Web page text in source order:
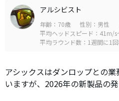
アルシビスト
年齢：70歳 性別：男性
平均ヘッドスピード：41m/
平均ラウンド数：1週間に1
アシックスはダンロップとの
いますが、2026年の新製品の発